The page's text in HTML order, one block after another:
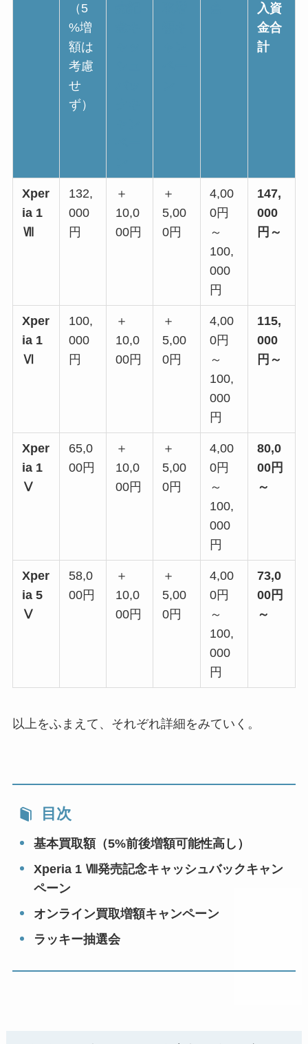
（5
%増
額は
考慮
せ
ず）
入資
金合
計
Xper
ia 1
Ⅶ
132,
000
円
＋
10,0
00円
＋
5,00
0円
4,00
0円
～
100,
000
円
147,
000
円～
Xper
ia 1
Ⅵ
100,
000
円
＋
10,0
00円
＋
5,00
0円
4,00
0円
～
100,
000
円
115,
000
円～
Xper
ia 1
Ⅴ
65,0
00円
＋
10,0
00円
＋
5,00
0円
4,00
0円
～
100,
000
円
80,0
00円
～
Xper
ia 5
Ⅴ
58,0
00円
＋
10,0
00円
＋
5,00
0円
4,00
0円
～
100,
000
円
73,0
00円
～
以上をふまえて、それぞれ詳細をみていく。
目次
基本買取額（5%前後増額可能性高し）
Xperia 1 Ⅷ発売記念キャッシュバックキャン
ペーン
オンライン買取増額キャンペーン
ラッキー抽選会